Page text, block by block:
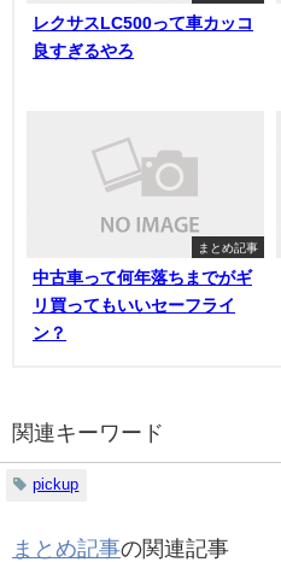
レクサスLC500って車カッコ
良すぎるやろ
まとめ記事
中古車って何年落ちまでがギ
リ買ってもいいセーフライ
ン？
関連キーワード
pickup
まとめ記事の関連記事